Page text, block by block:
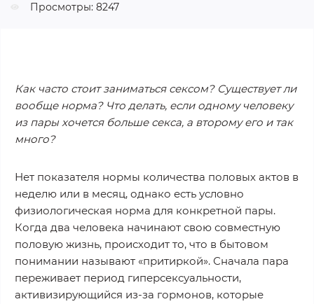
Просмотры: 8247
Как часто стоит заниматься сексом? Существует ли
вообще норма? Что делать, если одному человеку
из пары хочется больше секса, а второму его и так
много?
Нет показателя нормы количества половых актов в
неделю или в месяц, однако есть условно
физиологическая норма для конкретной пары.
Когда два человека начинают свою совместную
половую жизнь, происходит то, что в бытовом
понимании называют «притиркой». Сначала пара
переживает период гиперсексуальности,
активизирующийся из-за гормонов, которые